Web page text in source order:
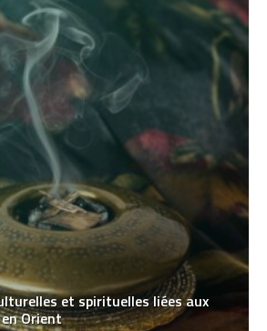
et spirituelles liées aux
Orient